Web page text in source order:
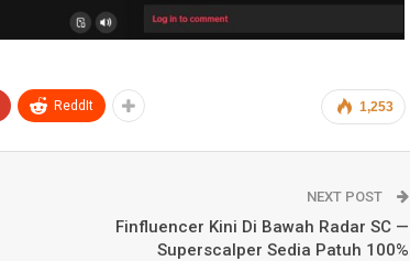
1,253
ReddIt
NEXT POST
Finfluencer Kini Di Bawah Radar SC —
Superscalper Sedia Patuh 100%